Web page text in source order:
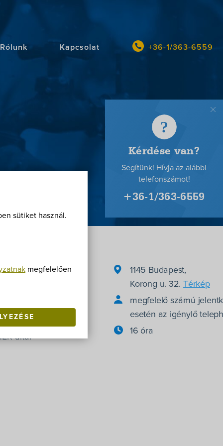
sütiket használ.
megfelelően
Rólunk Kapcsolat +36-1/363-6559
által
1145 Budapest,
Korong u. 32.Térkép
megfelelő számú
esetén az igénylő
16 óra